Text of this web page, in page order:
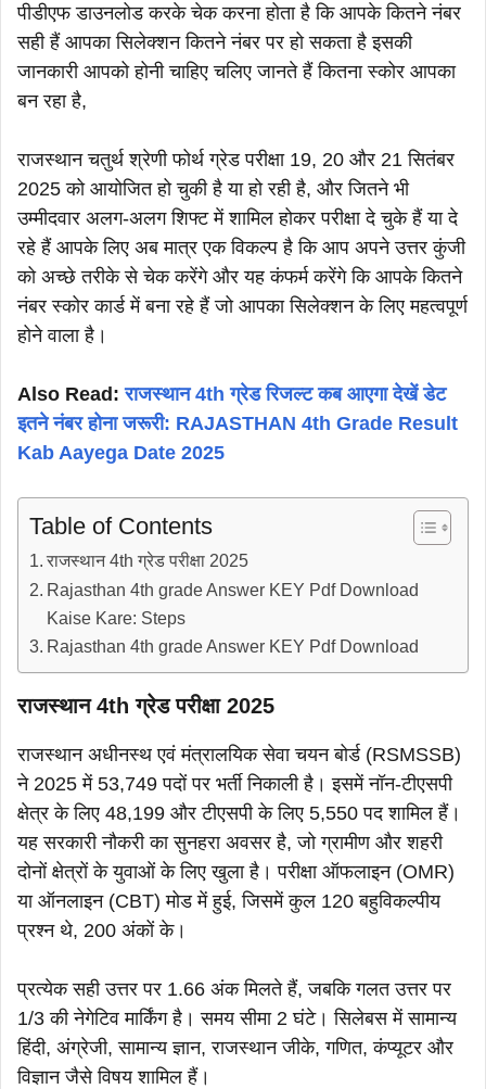
पीडीएफ डाउनलोड करके चेक करना होता है कि आपके कितने नंबर
सही हैं आपका सिलेक्शन कितने नंबर पर हो सकता है इसकी
जानकारी आपको होनी चाहिए चलिए जानते हैं कितना स्कोर आपका
बन रहा है,
राजस्थान चतुर्थ श्रेणी फोर्थ ग्रेड परीक्षा 19, 20 और 21 सितंबर
2025 को आयोजित हो चुकी है या हो रही है, और जितने भी
उम्मीदवार अलग-अलग शिफ्ट में शामिल होकर परीक्षा दे चुके हैं या दे
रहे हैं आपके लिए अब मात्र एक विकल्प है कि आप अपने उत्तर कुंजी
को अच्छे तरीके से चेक करेंगे और यह कंफर्म करेंगे कि आपके कितने
नंबर स्कोर कार्ड में बना रहे हैं जो आपका सिलेक्शन के लिए महत्वपूर्ण
होने वाला है।
Also Read:राजस्थान 4th ग्रेड रिजल्ट कब आएगा देखें डेट
इतने नंबर होना जरूरी: RAJASTHAN 4th Grade Result
Kab Aayega Date 2025
Table of Contents
राजस्थान 4th ग्रेड परीक्षा 2025
Rajasthan 4th grade Answer KEY Pdf Download
Kaise Kare: Steps
Rajasthan 4th grade Answer KEY Pdf Download
राजस्थान 4th ग्रेड परीक्षा 2025
राजस्थान अधीनस्थ एवं मंत्रालयिक सेवा चयन बोर्ड (RSMSSB)
ने 2025 में 53,749 पदों पर भर्ती निकाली है। इसमें नॉन-टीएसपी
क्षेत्र के लिए 48,199 और टीएसपी के लिए 5,550 पद शामिल हैं।
यह सरकारी नौकरी का सुनहरा अवसर है, जो ग्रामीण और शहरी
दोनों क्षेत्रों के युवाओं के लिए खुला है। परीक्षा ऑफलाइन (OMR)
या ऑनलाइन (CBT) मोड में हुई, जिसमें कुल 120 बहुविकल्पीय
प्रश्न थे, 200 अंकों के।
प्रत्येक सही उत्तर पर 1.66 अंक मिलते हैं, जबकि गलत उत्तर पर
1/3 की नेगेटिव मार्किंग है। समय सीमा 2 घंटे। सिलेबस में सामान्य
हिंदी, अंग्रेजी, सामान्य ज्ञान, राजस्थान जीके, गणित, कंप्यूटर और
विज्ञान जैसे विषय शामिल हैं।